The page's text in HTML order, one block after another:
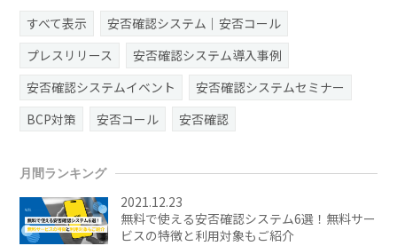
すべて表示
安否確認システム｜安否コール
プレスリリース
安否確認システム導入事例
安否確認システムイベント
安否確認システムセミナー
BCP対策
安否コール 安否確認
月間ランキング
2021.12.23
無料で使える安否確認システム6選！無料サー
ビスの特徴と利用対象もご紹介